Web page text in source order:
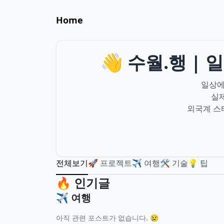
Home
👋 수월.행 |
일상
실
외국계 스
전체보기 🚀 프로젝트 ✈️ 여행 🛠️ 기술 💡 팁
🔥 인기글
✈️ 여행
아직 관련 포스트가 없습니다. 😢